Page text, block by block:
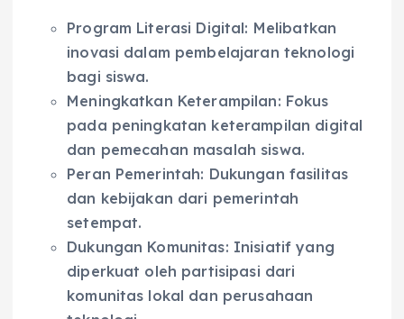
Program Literasi Digital: Melibatkan
inovasi dalam pembelajaran teknologi
bagi siswa.
Meningkatkan Keterampilan: Fokus
pada peningkatan keterampilan digital
dan pemecahan masalah siswa.
Peran Pemerintah: Dukungan fasilitas
dan kebijakan dari pemerintah
setempat.
Dukungan Komunitas: Inisiatif yang
diperkuat oleh partisipasi dari
komunitas lokal dan perusahaan